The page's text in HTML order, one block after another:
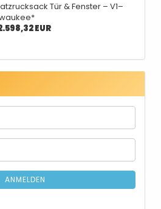
Tür & Fenster – V1–
EUR
ANMELDEN